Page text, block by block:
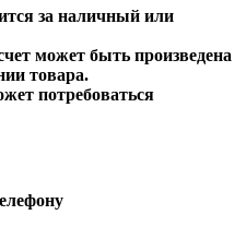
за наличный или
может быть произведена
товара.
потребоваться